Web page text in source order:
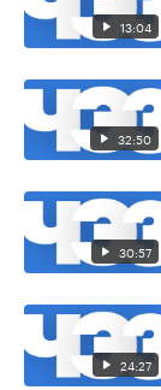
13:04
32:50
30:57
24:27